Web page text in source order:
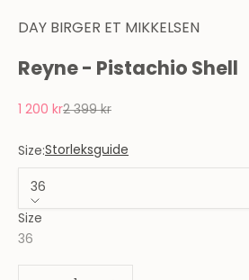
DAY BIRGER ET MIKKELSEN
Reyne - Pistachio Shell
REA-pris
1 200 krPris
2 399 kr
Size:Storleksguide
36
Size
36